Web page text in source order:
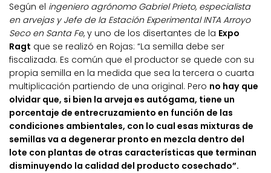
Según el ingeniero agrónomo Gabriel Prieto, especialista
en arvejas y Jefe de la Estación Experimental INTA Arroyo
Seco en Santa Fe, y uno de los disertantes de la Expo
Ragt que se realizó en Rojas: “La semilla debe ser
fiscalizada. Es común que el productor se quede con su
propia semilla en la medida que sea la tercera o cuarta
multiplicación partiendo de una original. Pero no hay que
olvidar que, si bien la arveja es autógama, tiene un
porcentaje de entrecruzamiento en función de las
condiciones ambientales, con lo cual esas mixturas de
semillas va a degenerar pronto en mezcla dentro del
lote con plantas de otras características que terminan
disminuyendo la calidad del producto cosechado”.